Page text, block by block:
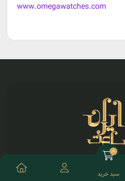
www.omegawatches.com
نیازمند فروشگاهی است که علاوه بر
کسب و کار بتواند کالاهایی متنوع،
سبد خرید